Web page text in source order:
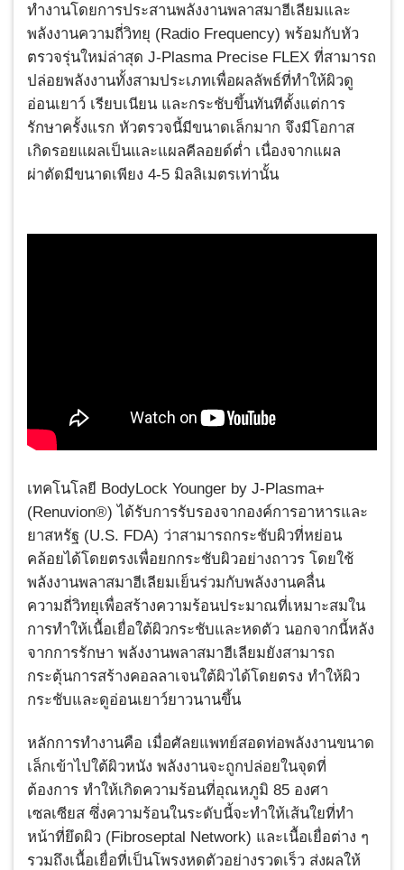
ทำงานโดยการประสานพลังงานพลาสมาฮีเลียมและ
พลังงานความถี่วิทยุ (Radio Frequency) พร้อมกับหัว
ตรวจรุ่นใหม่ล่าสุด J-Plasma Precise FLEX ที่สามารถ
ปล่อยพลังงานทั้งสามประเภทเพื่อผลลัพธ์ที่ทำให้ผิวดู
อ่อนเยาว์ เรียบเนียน และกระชับขึ้นทันทีตั้งแต่การ
รักษาครั้งแรก หัวตรวจนี้มีขนาดเล็กมาก จึงมีโอกาส
เกิดรอยแผลเป็นและแผลคีลอยด์ต่ำ เนื่องจากแผล
ผ่าตัดมีขนาดเพียง 4-5 มิลลิเมตรเท่านั้น
เทคโนโลยี BodyLock Younger by J-Plasma+
(Renuvion®) ได้รับการรับรองจากองค์การอาหารและ
ยาสหรัฐ (U.S. FDA) ว่าสามารถกระชับผิวที่หย่อน
คล้อยได้โดยตรงเพื่อยกกระชับผิวอย่างถาวร โดยใช้
พลังงานพลาสมาฮีเลียมเย็นร่วมกับพลังงานคลื่น
ความถี่วิทยุเพื่อสร้างความร้อนประมาณที่เหมาะสมใน
การทำให้เนื้อเยื่อใต้ผิวกระชับและหดตัว นอกจากนี้หลัง
จากการรักษา พลังงานพลาสมาฮีเลียมยังสามารถ
กระตุ้นการสร้างคอลลาเจนใต้ผิวได้โดยตรง ทำให้ผิว
กระชับและดูอ่อนเยาว์ยาวนานขึ้น
หลักการทำงานคือ เมื่อศัลยแพทย์สอดท่อพลังงานขนาด
เล็กเข้าไปใต้ผิวหนัง พลังงานจะถูกปล่อยในจุดที่
ต้องการ ทำให้เกิดความร้อนที่อุณหภูมิ 85 องศา
เซลเซียส ซึ่งความร้อนในระดับนี้จะทำให้เส้นใยที่ทำ
หน้าที่ยึดผิว (Fibroseptal Network) และเนื้อเยื่อต่าง ๆ
รวมถึงเนื้อเยื่อที่เป็นโพรงหดตัวอย่างรวดเร็ว ส่งผลให้